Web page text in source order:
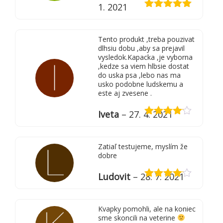
1. 2021
Tento produkt ,treba pouzivat
dlhsiu dobu ,aby sa prejavil
vysledok.Kapacka ,je vyborna
,kedze sa viem hlbsie dostat
do uska psa ,lebo nas ma
usko podobne ludskemu a
este aj zvesene .
Iveta – 27. 4. 2021
Zatiaľ testujeme, myslím že
dobre
Ludovit – 28. 7. 2021
Kvapky pomohli, ale na koniec
sme skoncili na veterine